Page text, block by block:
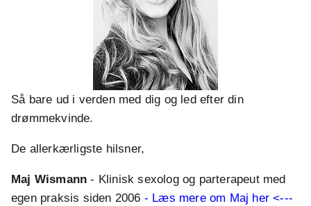
Så bare ud i verden med dig og led efter din
drømmekvinde.
De allerkærligste hilsner,
Maj Wismann - Klinisk sexolog og parterapeut med
egen praksis siden 2006 - Læs mere om Maj her <---